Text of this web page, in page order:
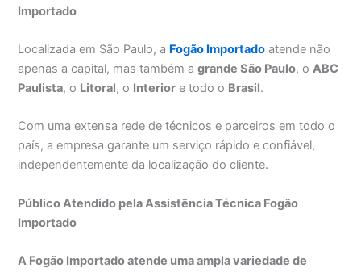
Importado
Localizada em São Paulo, a Fogão Importado atende não
apenas a capital, mas também agrande São Paulo, oABC
Paulista, o Litoral, o Interior e todo o Brasil.
Com uma extensa rede de técnicos e parceiros em todo o
país, a empresa garante um serviço rápido e confiável,
independentemente da localização do cliente.
Público Atendido pela Assistência Técnica Fogão
Importado
A Fogão Importado atende uma ampla variedade de